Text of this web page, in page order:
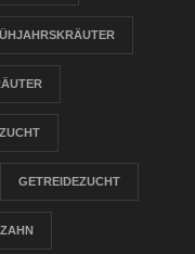
GETREIDEZUCHT